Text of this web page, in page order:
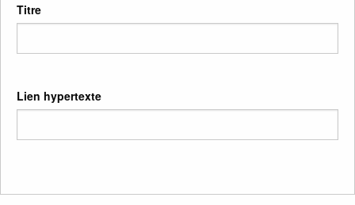
Titre
Lien hypertexte